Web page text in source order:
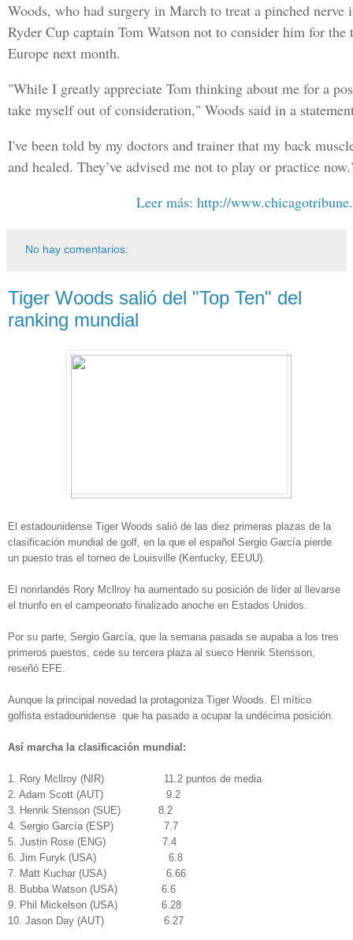
Woods, who had surgery in March to treat a pinched nerve
Ryder Cup captain Tom Watson not to consider him for the
Europe next month.
"While I greatly appreciate Tom thinking about me for a
take myself out of consideration," Woods said in a
I've been told by my doctors and trainer that my back
and healed. They’ve advised me not to play or practice
Leer más: http://
No hay comentarios:
Tiger Woods salió del "Top Ten" del
ranking mundial
El estadounidense Tiger Woods salió de las diez primeras plazas de la
clasificación mundial de golf, en la que el español Sergio García pierde
un puesto tras el torneo de Louisville (Kentucky, EEUU).
El norirlandés Rory Mcllroy ha aumentado su posición de líder al llevarse
el triunfo en el campeonato finalizado anoche en Estados Unidos.
Por su parte, Sergio García, que la semana pasada se aupaba a los tres
primeros puestos, cede su tercera plaza al sueco Henrik Stensson,
reseñó EFE.
Aunque la principal novedad la protagoniza Tiger Woods. El mítico
golfista estadounidense que ha pasado a ocupar la undécima posición.
Así marcha la clasificación mundial:
1. Rory Mcllroy (NIR) 11.2 puntos de media
2. Adam Scott (AUT) 9.2
3. Henrik Stenson (SUE) 8.2
4. Sergio García (ESP) 7.7
5. Justin Rose (ENG) 7.4
6. Jim Furyk (USA) 6.8
7. Matt Kuchar (USA) 6.66
8. Bubba Watson (USA) 6.6
9. Phil Mickelson (USA) 6.28
10. Jason Day (AUT) 6.27